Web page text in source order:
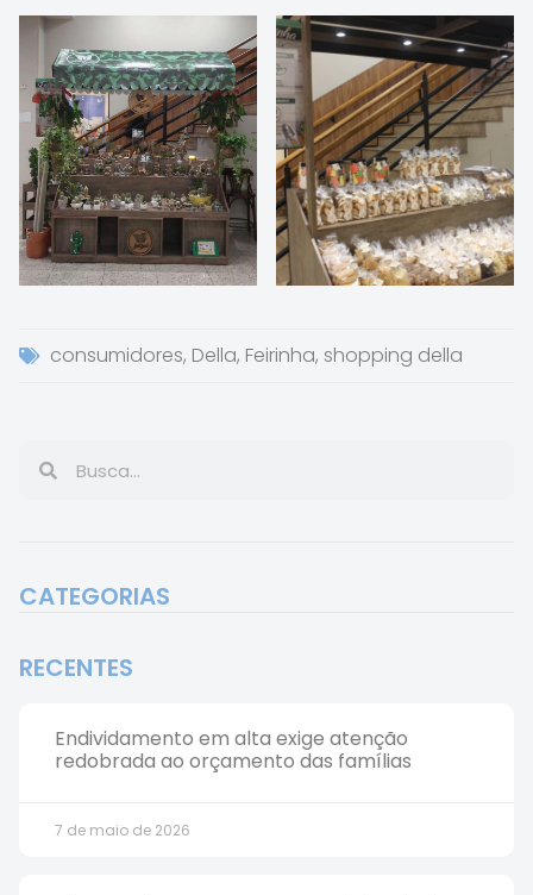
consumidores, Della, Feirinha, shopping della
CATEGORIAS
RECENTES
Endividamento em alta exige atenção
redobrada ao orçamento das famílias
7 de maio de 2026